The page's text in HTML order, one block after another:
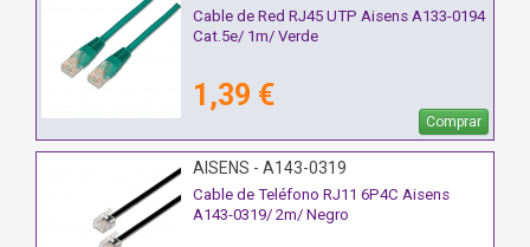
Cable de Red RJ45 UTP Aisens A133-0194
Cat.5e/ 1m/ Verde
1,39 €
Comprar
AISENS - A143-0319
Cable de Teléfono RJ11 6P4C Aisens
A143-0319/ 2m/ Negro